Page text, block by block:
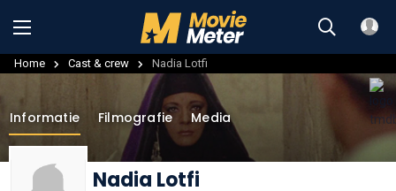
Home Cast & crew Nadia Lotfi
Informatie Filmografie Media
Nadia Lotfi